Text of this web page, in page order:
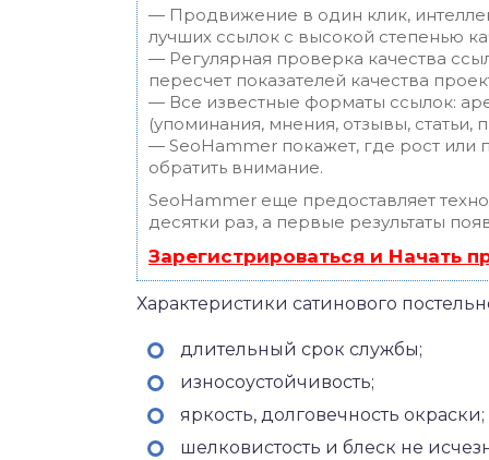
— Продвижение в один клик,
лучших ссылок с высокой степенью
— Регулярная проверка качества
пересчет показателей качества
— Все известные форматы ссылок:
(упоминания, мнения, отзывы, статьи,
— SeoHammer покажет, где рост или
обратить внимание.
SeoHammer еще предоставляет
десятки раз, а первые результаты
Зарегистрироваться и Начать
Характеристики сатинового
длительный срок службы;
износоустойчивость;
яркость, долговечность окраски;
шелковистость и блеск не